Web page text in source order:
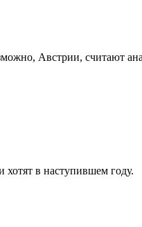
Австрии, считают
в наступившем году.